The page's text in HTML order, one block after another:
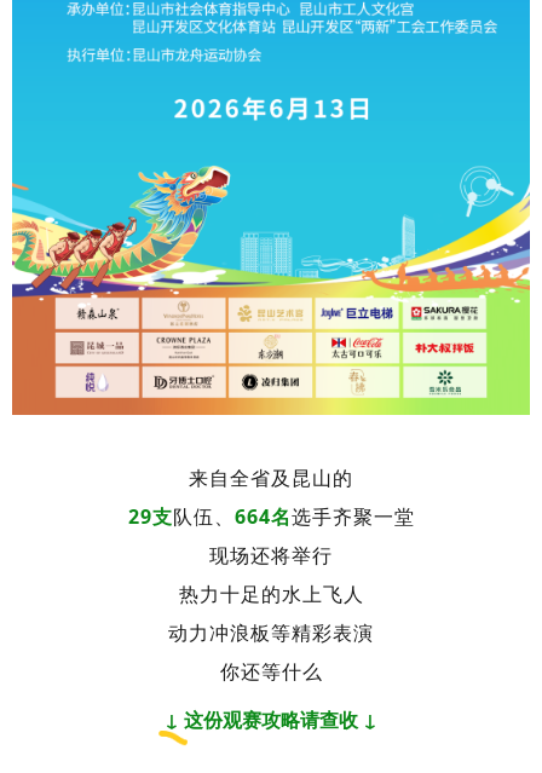
来自全省及昆山的
29支队伍、 664名选手齐聚一堂
现场还将举行
热力十足的水上飞人
动力冲浪板等精彩表演
你还等什么
↓ 这份观赛攻略请查收 ↓